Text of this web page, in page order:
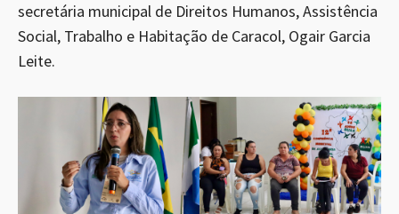
secretária municipal de Direitos Humanos, Assistência
Social, Trabalho e Habitação de Caracol, Ogair Garcia
Leite.